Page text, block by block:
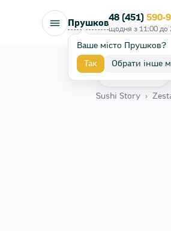
Прушков
Ваше місто Прушков?
Так Обрати інше
48 (451) 590-
щодня з 11:00 до
Sushi Story ›